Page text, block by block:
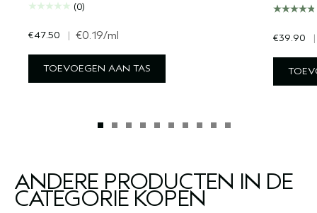
(0)
€47.50 | €0.19/ml
TOEVOEGEN AAN TAS
€39.90 |
ANDERE PRODUCTEN IN DE
CATEGORIE KOPEN